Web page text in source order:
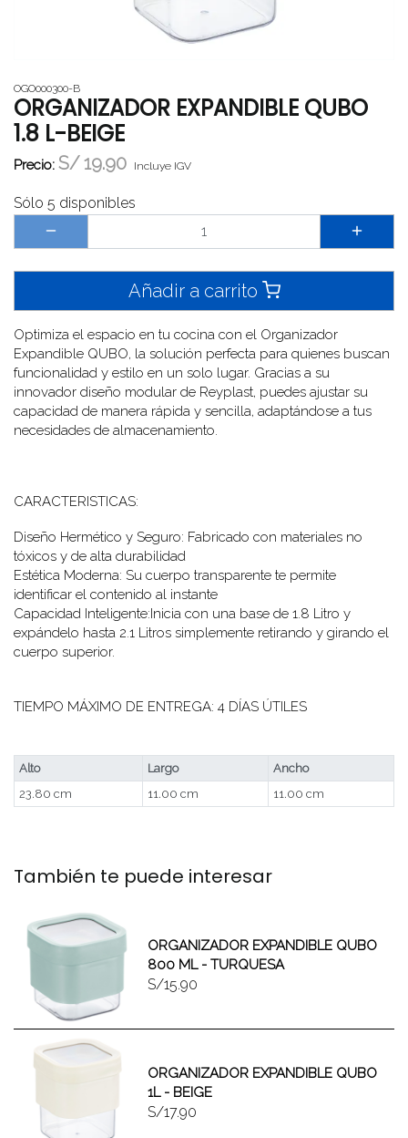
OGO000300-B
ORGANIZADOR EXPANDIBLE QUBO
1.8 L-BEIGE
Precio: S/19.90 Incluye IGV
Sólo 5 disponibles
Añadir a carrito
Optimiza el espacio en tu cocina con el Organizador
Expandible QUBO, la solución perfecta para quienes buscan
funcionalidad y estilo en un solo lugar. Gracias a su
innovador diseño modular de Reyplast, puedes ajustar su
capacidad de manera rápida y sencilla, adaptándose a tus
necesidades de almacenamiento.
CARACTERISTICAS:
Diseño Hermético y Seguro: Fabricado con materiales no
tóxicos y de alta durabilidad
Estética Moderna: Su cuerpo transparente te permite
identificar el contenido al instante
Capacidad Inteligente:Inicia con una base de 1.8 Litro y
expándelo hasta 2.1 Litros simplemente retirando y girando el
cuerpo superior.
TIEMPO MÁXIMO DE ENTREGA: 4 DÍAS ÚTILES
Alto Largo
Ancho
23.80 cm
11.00 cm 11.00 cm
También te puede interesar
ORGANIZADOR EXPANDIBLE QUBO
800 ML - TURQUESA
S/15.90
ORGANIZADOR EXPANDIBLE QUBO
1L - BEIGE
S/17.90